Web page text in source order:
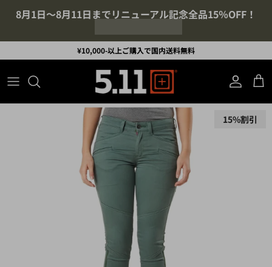
コンテンツへスキップ
8月1日～8月11日までリニューアル記念全品15％OFF！
¥10,000-以上ご購入で国内送料無料
アカウント
カ
商品情報にスキップ 15%割引